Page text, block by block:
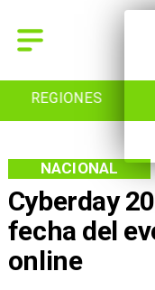
REGIONES
Cyberday
fecha del
online
NACIONAL